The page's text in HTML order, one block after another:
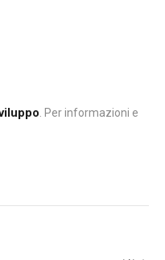
. Per informazioni e